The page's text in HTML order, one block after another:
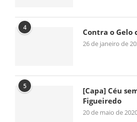
4 Contra o Gelo
26 de janeiro de
5
[Capa] Céu
Figueiredo
20 de maio de